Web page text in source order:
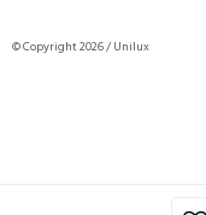
© Copyright 2026 / Unilux